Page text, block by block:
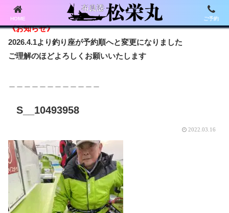
《お知らせ》
2026.4.1より釣り座が予約順へと変更になりました
ご理解のほどよろしくお願いいたします
S__10493958
2022.03.16
HOME ご予約